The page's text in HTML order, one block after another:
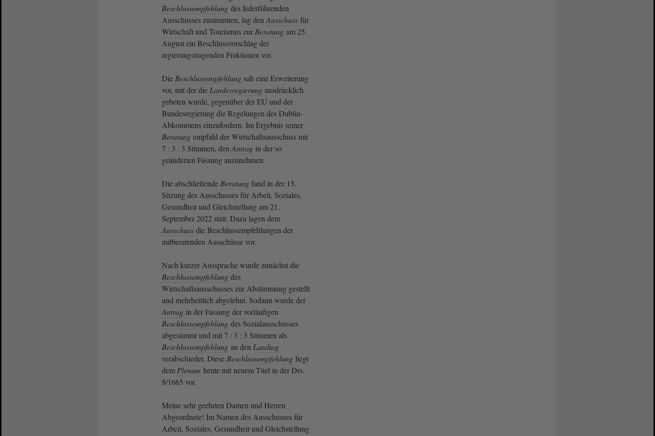
Beschlussempfehlung des federführenden
Ausschusses zustimmten, lag den Ausschuss für
Wirtschaft und Tourismus zur Beratung am 25.
August ein Beschlussvorschlag der
regierungstragenden Fraktionen vor.
Die Beschlussempfehlung sah eine Erweiterung
vor, mit der die Landesregierung ausdrücklich
gebeten wurde, gegenüber der EU und der
Bundesregierung die Regelungen des Dublin-
Abkommens einzufordern. Im Ergebnis seiner
Beratung empfahl der Wirtschaftsausschuss mit
7 : 3 : 3 Stimmen, den Antrag in der so
geänderten Fassung anzunehmen.
Die abschließende Beratung fand in der 15.
Sitzung des Ausschusses für Arbeit, Soziales,
Gesundheit und Gleichstellung am 21.
September 2022 statt. Dazu lagen dem
Ausschuss die Beschlussempfehlungen der
mitberatenden Ausschüsse vor.
Nach kurzer Aussprache wurde zunächst die
Beschlussempfehlung des
Wirtschaftsausschusses zur Abstimmung gestellt
und mehrheitlich abgelehnt. Sodann wurde der
Antrag in der Fassung der vorläufigen
Beschlussempfehlung des Sozialausschusses
abgestimmt und mit 7 : 3 : 3 Stimmen als
Beschlussempfehlung an den Landtag
verabschiedet. Diese Beschlussempfehlung liegt
dem Plenum heute mit neuem Titel in der Drs.
8/1665 vor.
Meine sehr geehrten Damen und Herren
Abgeordnete! Im Namen des Ausschusses für
Arbeit, Soziales, Gesundheit und Gleichstellung